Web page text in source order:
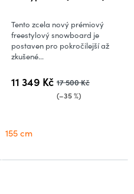
11 349 Kč 17 500 Kč
(–35 %)
Tento zcela nový prémiový
freestylový snowboard je
postaven pro pokročilejší až
zkušené...
155 cm